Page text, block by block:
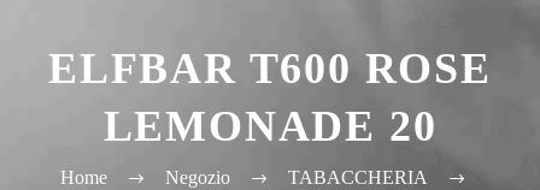
ELFBAR T600 ROSE
LEMONADE 20
Home Negozio
TABACCHERIA